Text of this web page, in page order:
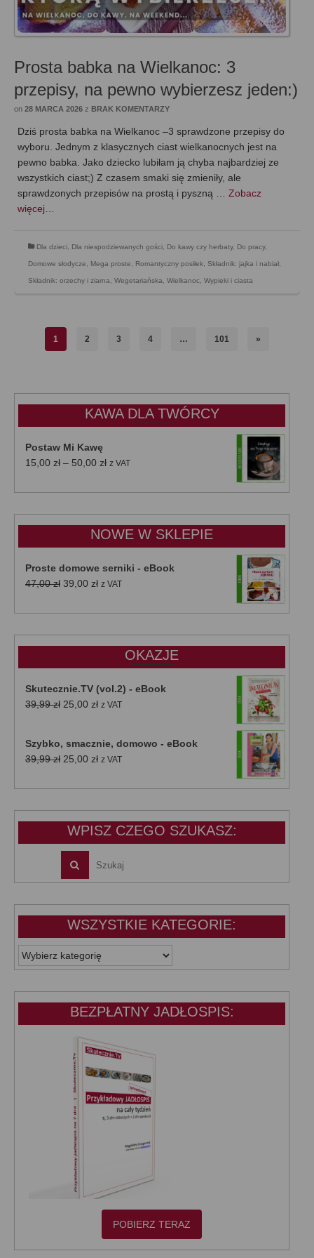
Prosta babka na Wielkanoc: 3
przepisy, na pewno wybierzesz jeden:)
on 28 MARCA 2026 z BRAK KOMENTARZY
Dziś prosta babka na Wielkanoc –3 sprawdzone przepisy do
wyboru. Jednym z klasycznych ciast wielkanocnych jest na
pewno babka. Jako dziecko lubiłam ją chyba najbardziej ze
wszystkich ciast;) Z czasem smaki się zmieniły, ale
sprawdzonych przepisów na prostą i pyszną … Zobacz
więcej…
Dla dzieci Dla niespodziewanych gości Do kawy czy herbaty, Do pracy,
Domowe słodycze Mega proste Romantyczny posiłek Składnik: jajka i nabiał
Składnik: orzechy i ziarna Wegetariańska Wielkanoc Wypieki i ciasta
1 2 3 4 … 101 »
KAWA DLA TWÓRCY
Postaw Mi Kawę
15,00 zł – 50,00 złZakres
od
do
50,00 zł
z VAT
NOWE W SKLEPIE
Proste domowe serniki - eBook
47,00zł Pierwotna
wynosiła:
39,00 złAktualna
wynosi:
z VAT
OKAZJE
Skutecznie.TV (vol.2) - eBook
39,99zł Pierwotna
39,99 zł.
25,00 złAktualna
25,00 zł.
z VAT
Szybko, smacznie, domowo - eBook
39,99zł Pierwotna
wynosiła:
25,00 złAktualna
wynosi:
z VAT
WPISZ CZEGO SZUKASZ:
WSZYSTKIE KATEGORIE:
WSZYSTKIE
KATEGORIE:
BEZPŁATNY JADŁOSPIS:
POBIERZ TERAZ